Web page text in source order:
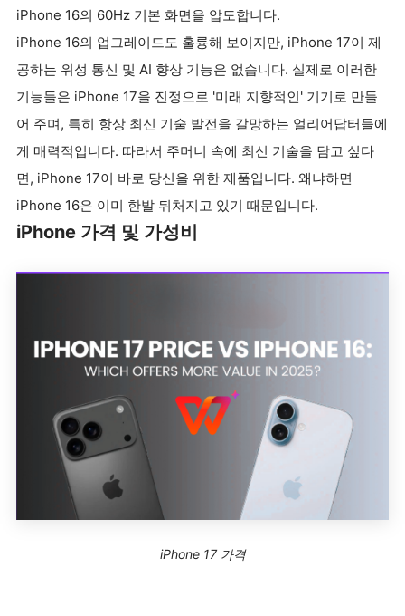
iPhone 16의 60Hz 기본 화면을 압도합니다.
iPhone 16의 업그레이드도 훌륭해 보이지만, iPhone 17이 제
공하는 위성 통신 및 AI 향상 기능은 없습니다. 실제로 이러한
기능들은 iPhone 17을 진정으로 '미래 지향적인' 기기로 만들
어 주며, 특히 항상 최신 기술 발전을 갈망하는 얼리어답터들에
게 매력적입니다. 따라서 주머니 속에 최신 기술을 담고 싶다
면, iPhone 17이 바로 당신을 위한 제품입니다. 왜냐하면
iPhone 16은 이미 한발 뒤처지고 있기 때문입니다.
iPhone 가격 및 가성비
iPhone 17 가격